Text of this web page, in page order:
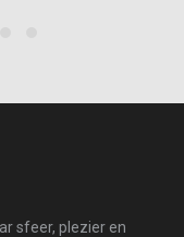
sfeer, plezier en